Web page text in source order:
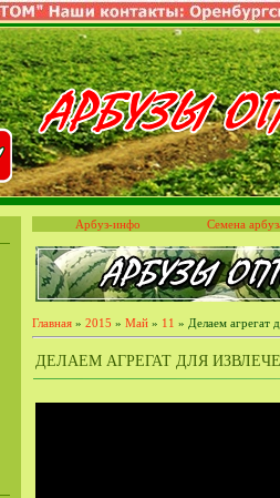
Арбуз-инфо Семена
Главная » 2015 » Май » 11 » Делаем агрегат
ДЕЛАЕМ АГРЕГАТ ДЛЯ